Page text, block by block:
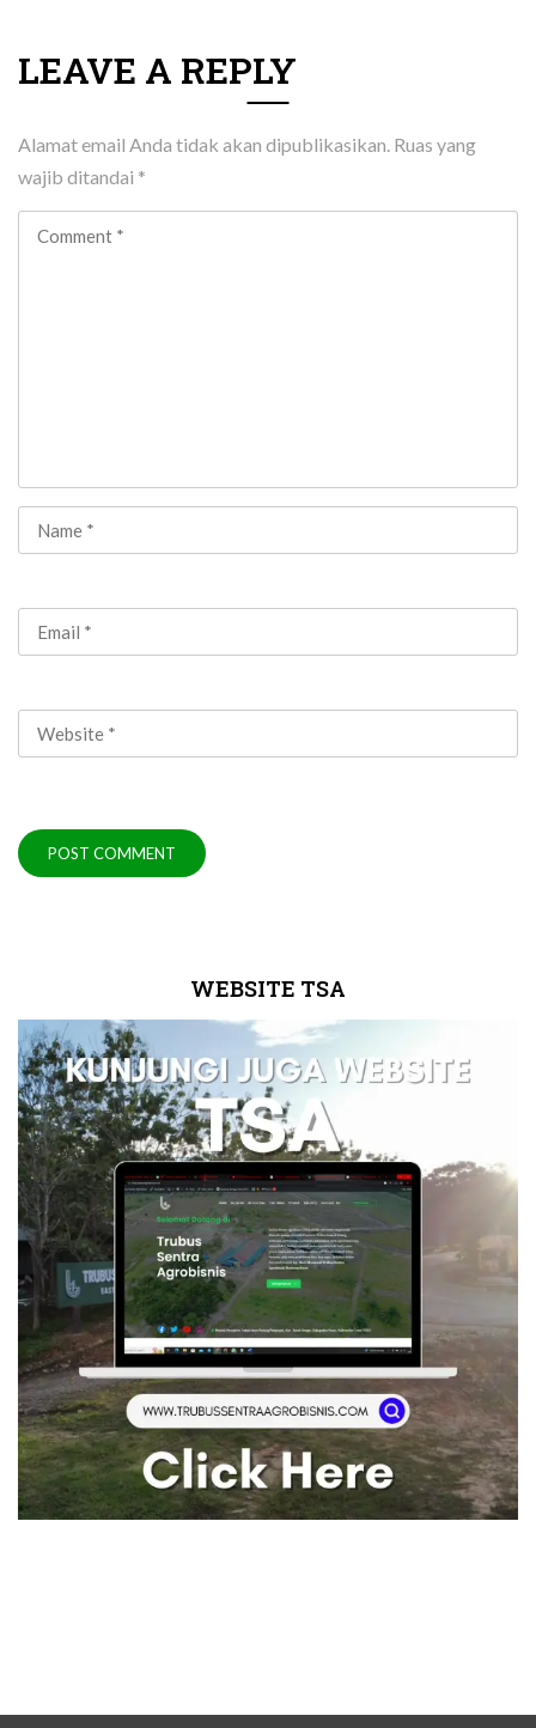
LEAVE A REPLY
Alamat email Anda tidak akan dipublikasikan. Ruas yang
wajib ditandai *
WEBSITE TSA